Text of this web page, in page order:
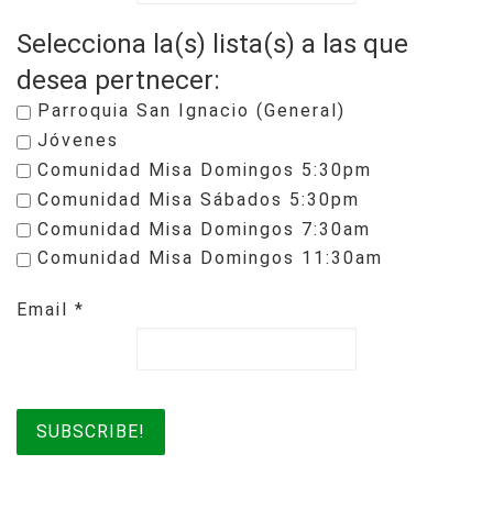
Selecciona la(s) lista(s) a las que
desea pertnecer:
Parroquia San Ignacio (General)
Jóvenes
Comunidad Misa Domingos 5:30pm
Comunidad Misa Sábados 5:30pm
Comunidad Misa Domingos 7:30am
Comunidad Misa Domingos 11:30am
Email *